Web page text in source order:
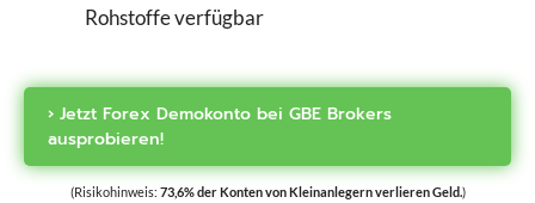
Rohstoffe verfügbar
› Jetzt Forex Demokonto bei GBE Brokers
ausprobieren!
(Risikohinweis: 73,6% der Konten von Kleinanlegern verlieren Geld.)